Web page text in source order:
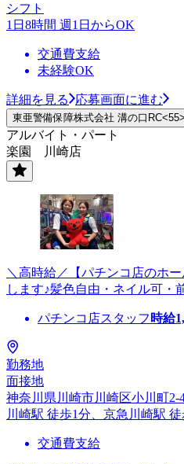
シフト
1日8時間 週1日からOK
交通費支給
未経験OK
詳細を見る 応募画面に進む
東亜警備保障株式会社 溝の口
アルバイト・パート
楽園 川崎店
＼高時給／【パチンコ店のホ
します♪髪色自由・ネイル可・
パチンコ店スタッフ 時給
勤務地
面接地
神奈川県川崎市川崎区小川町2-
川崎駅 徒歩1分、京急川崎駅
交通費支給